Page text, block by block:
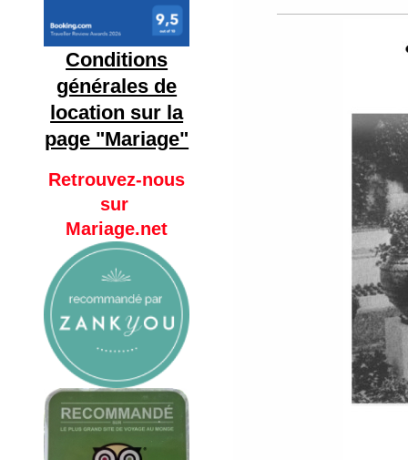
Conditions
générales de
location sur la
page "Mariage"
Retrouvez-nous
sur
Mariage.net